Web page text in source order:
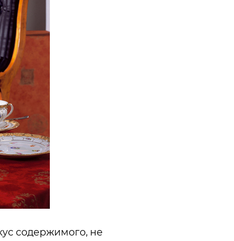
содержимого, не